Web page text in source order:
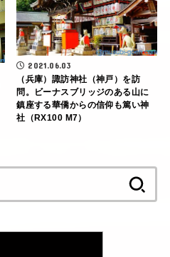
2021.06.03
（兵庫）諏訪神社（神戸）を訪
問。ビーナスブリッジのある山に
鎮座する華僑からの信仰も篤い神
社（RX100 M7）
索: